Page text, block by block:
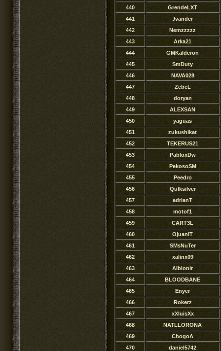
440
GrendeLXT
441
Jvander
442
Nemzzzzz
443
Arka21
444
GMKalderon
445
SmDuty
446
NAVA028
447
ZebeL
448
doryan
449
ALEXSAN
450
yaguas
451
zukushikat
452
TEKERUS21
453
PabloxDw
454
PekosoSM
455
Peedro
456
QuIksilver
457
adrianT
458
motof1
459
CART3L
460
OjuaniT
461
SMsNuTer
462
xalinx09
463
Albionir
464
BLOODBANE
465
Enyer
466
Rokerz
467
xXluisXx
468
NATLLORONA
469
ChogoA
470
daniel5742